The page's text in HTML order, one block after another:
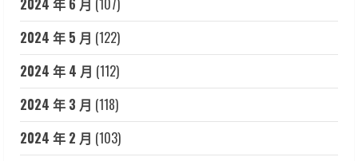
2024 年 6 月 (107)
2024 年 5 月 (122)
2024 年 4 月 (112)
2024 年 3 月 (118)
2024 年 2 月 (103)